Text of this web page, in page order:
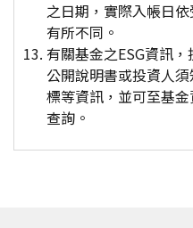
之日期，實際入帳日
有所不同。
有關基金之ESG資訊
公開說明書或投資人
標等資訊，並可至基
查詢。